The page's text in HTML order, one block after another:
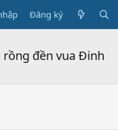
Đăng ký
rồng đền vua Đinh